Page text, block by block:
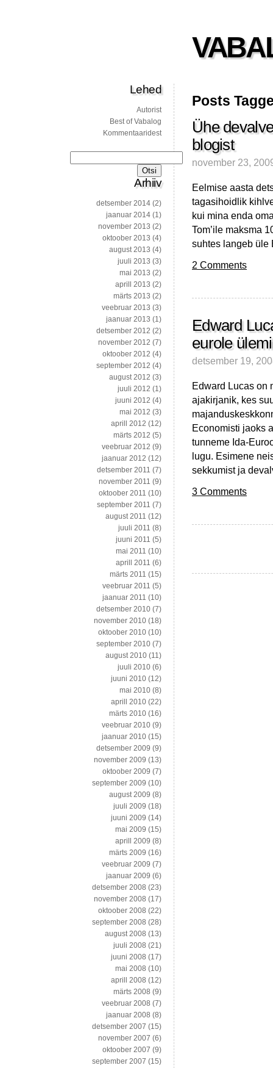
Posts
Ühe
blogist
november 23,
Eelmise aasta
tagasihoidlik
kui mina enda
Tom’ile maksma
suhtes langeb üle
2 Comments
Edward
eurole
detsember 19,
Edward Lucas on
ajakirjanik, kes
Economisti jaoks
tunneme Ida-
lugu. Esimene
sekkumist ja
3 Comments
Lehed
Autorist
Best of Vabalog
Kommentaaridest
Arhiiv
detsember 2014 (2)
jaanuar 2014 (1)
november 2013 (2)
oktoober 2013 (4)
august 2013 (4)
juuli 2013 (3)
mai 2013 (2)
aprill 2013 (2)
märts 2013 (2)
veebruar 2013 (3)
jaanuar 2013 (1)
detsember 2012 (2)
november 2012 (7)
oktoober 2012 (4)
september 2012 (4)
august 2012 (3)
juuli 2012 (1)
juuni 2012 (4)
mai 2012 (3)
aprill 2012 (12)
märts 2012 (5)
veebruar 2012 (9)
jaanuar 2012 (12)
detsember 2011 (7)
november 2011 (9)
oktoober 2011 (10)
september 2011 (7)
august 2011 (12)
juuli 2011 (8)
juuni 2011 (5)
mai 2011 (10)
aprill 2011 (6)
märts 2011 (15)
veebruar 2011 (5)
jaanuar 2011 (10)
detsember 2010 (7)
november 2010 (18)
oktoober 2010 (10)
september 2010 (7)
august 2010 (11)
juuli 2010 (6)
juuni 2010 (12)
mai 2010 (8)
aprill 2010 (22)
märts 2010 (16)
veebruar 2010 (9)
jaanuar 2010 (15)
detsember 2009 (9)
november 2009 (13)
oktoober 2009 (7)
september 2009 (10)
august 2009 (8)
juuli 2009 (18)
juuni 2009 (14)
mai 2009 (15)
aprill 2009 (8)
märts 2009 (16)
veebruar 2009 (7)
jaanuar 2009 (6)
detsember 2008 (23)
november 2008 (17)
oktoober 2008 (22)
september 2008 (28)
august 2008 (13)
juuli 2008 (21)
juuni 2008 (17)
mai 2008 (10)
aprill 2008 (12)
märts 2008 (9)
veebruar 2008 (7)
jaanuar 2008 (8)
detsember 2007 (15)
november 2007 (6)
oktoober 2007 (9)
september 2007 (15)